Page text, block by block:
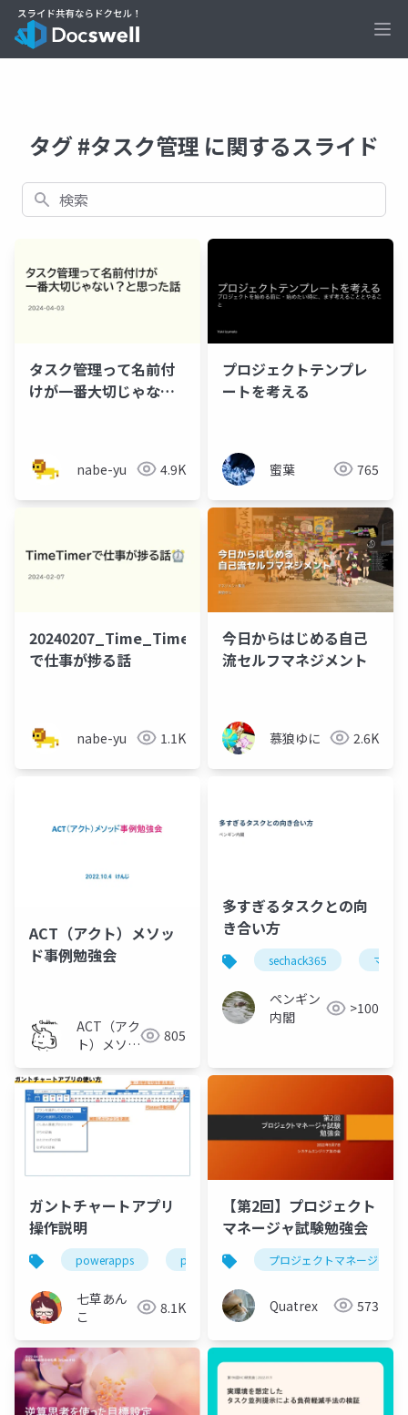
タグ #タスク管理 に関するスライド
検索
タスク管理って名前付
けが一番大切じゃな
nabe-yu 4.9K
プロジェクトテンプレ
ートを考える
蜜葉 765
20240207_Time_Timer
で仕事が捗る話
nabe-yu 1.1K
今日からはじめる自己
流セルフマネジメント
慕狼ゆに 2.6K
ACT（アクト）メソッ
ド事例勉強会
ACT（アク
ト）メソッ
805
多すぎるタスクとの向
き合い方
sechack365 マネ
ペンギン
内閣
>100
ガントチャートアプリ
操作説明
powerapps planner
七草あん
こ
8.1K
【第2回】プロジェクト
マネージャ試験勉強会
プロジェクトマネージャ
Quatrex 573